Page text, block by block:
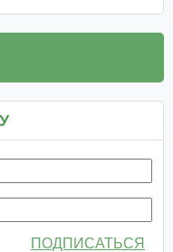
ПОДПИСАТЬСЯ